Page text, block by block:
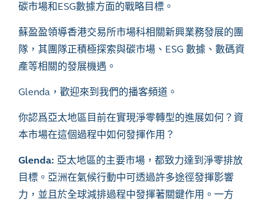
碳市場和ESG數據方面的戰略目標。
蘇盈盈領導香港交易所市場科相關新興業務發展的團
隊，其團隊正積極探索與碳市場、 ESG 數據、數碼資
產等相關的發展機遇。
Glenda ，歡迎來到我們的播客頻道。
你認爲亞太地區目前在實現淨零轉型的進展如何？資
本市場在這個過程中如何發揮作用？
Glenda: 亞太地區的主要市場，都致力達到淨零排放
目標。亞洲在氣候行動中可透過許多途徑發揮影響
力，並且於全球減排過程中發揮著關鍵作用。一方